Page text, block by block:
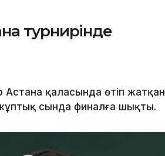
турнирінде
Астана қаласында өтіп жатқан
сында финалға шықты.